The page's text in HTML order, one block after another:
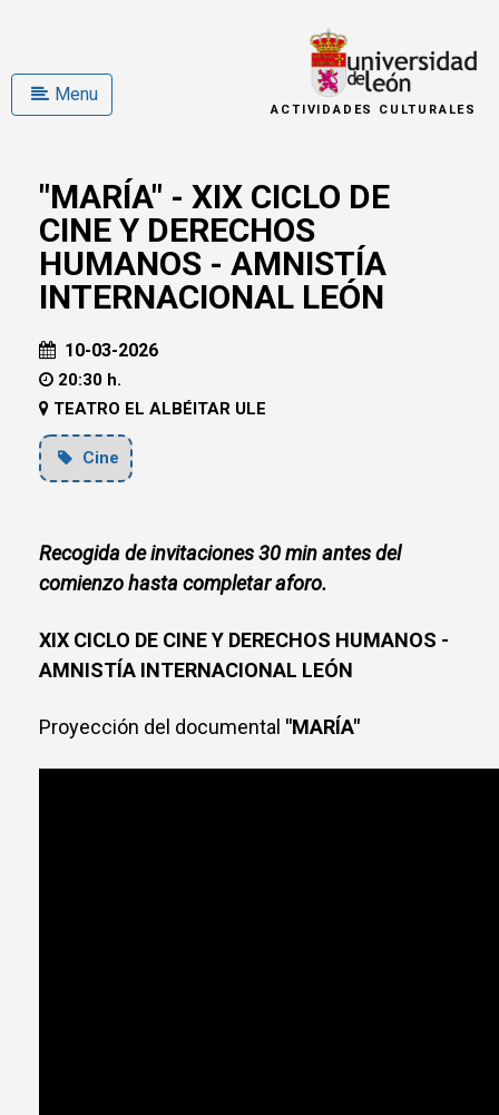
Menu
ACTIVIDADES CULTURALES
"MARÍA" - XIX CICLO DE
CINE Y DERECHOS
HUMANOS - AMNISTÍA
INTERNACIONAL LEÓN
10-03-2026
20:30 h.
TEATRO EL ALBÉITAR ULE
Cine
Recogida de invitaciones 30 min antes del
comienzo hasta completar aforo.
XIX CICLO DE CINE Y DERECHOS HUMANOS -
AMNISTÍA INTERNACIONAL LEÓN
Proyección del documental "MARÍA"